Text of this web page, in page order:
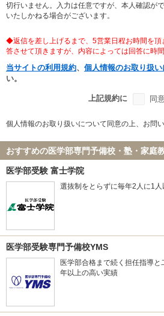
切行いません。入力は任意ですが、本人確認が
いたしかねる場合がございます。
◆返信を差し上げるまで、5営業日程お時間を
答させて頂きますが、内容によっては回答に時
当サイトの利用規約、 個人情報のお取り扱い
い。
上記規約に 同
個人情報のお取り扱いについて同意の上、お問
おすすめの医学部専門予備校・塾・家庭
医学部受験 富士学院
選抜制をとらずに毎年2人に1
医学部受験専門予備校YMS
医学部合格まで続く担任指導
年以上の高い実績